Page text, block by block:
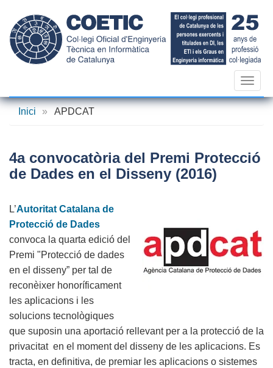
contingut
Inici
» APDCAT
4a convocatòria del Premi Protecció
de Dades en el Disseny (2016)
L’Autoritat Catalana de
Protecció de Dades
convoca la quarta edició del
Premi "Protecció de dades
en el disseny” per tal de
reconèixer honoríficament
les aplicacions i les
solucions tecnològiques
que suposin una aportació rellevant per a la protecció de la
privacitat en el moment del disseny de les aplicacions. Es
tracta, en definitiva, de premiar les aplicacions o sistemes